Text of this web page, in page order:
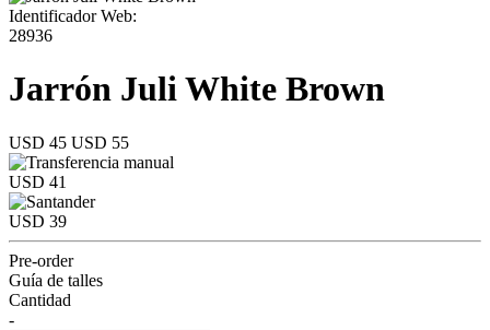
Identificador Web:
28936
Jarrón Juli White Brown
USD 45 USD 55
USD 41
USD 39
Pre-order
Guía de talles
Cantidad
-